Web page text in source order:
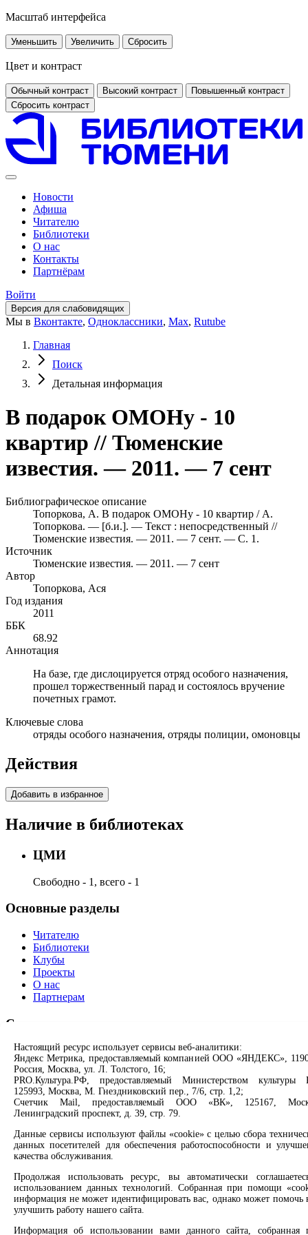
Масштаб интерфейса
Уменьшить Увеличить Сбросить
Цвет и контраст
Обычный контраст Высокий контраст
Повышенный контраст
Сбросить контраст
Новости
Афиша
Читателю
Библиотеки
О нас
Контакты
Партнёрам
Войти
Версия для слабовидящих
Мы в Вконтакте, Одноклассники, Max, Rutube
Главная
Поиск
Детальная информация
В подарок ОМОНу - 10
квартир // Тюменские
известия. — 2011. — 7 сент
Библиографическое описание
Топоркова, А. В подарок ОМОНу - 10 квартир / А.
Топоркова. — [б.и.]. — Текст : непосредственный //
Тюменские известия. — 2011. — 7 сент. — С. 1.
Источник
Тюменские известия. — 2011. — 7 сент
Автор
Топоркова, Ася
Год издания
2011
ББК
68.92
Аннотация
На базе, где дислоцируется отряд особого назначения,
прошел торжественный парад и состоялось вручение
почетных грамот.
Ключевые слова
отряды особого назначения, отряды полиции, омоновцы
Действия
Добавить в избранное
Наличие в библиотеках
ЦМИ
Свободно - 1, всего - 1
Основные разделы
Читателю
Библиотеки
Клубы
Проекты
О нас
Партнерам
Сервисы
Продлить книгу
Спроси библиотекаря
Спроси краеведа
Оцените качество услуг
Направить обращение директору
Соцсети
Вконтакте
Max
Rutube
Заметили опечатку? Выделите текст с ошибкой и нажмите
клавиши Ctrl+Enter или ссылку ниже
Настоящий ресурс использует сервисы веб-аналитики:
Яндекс Метрика, предоставляемый компанией ООО «ЯНДЕКС»,
Россия, Москва, ул. Л. Толстого, 16;
PRO.Культура.РФ, предоставляемый Министерством культуры
125993, Москва, М. Гнездниковский пер., 7/6, стр. 1,2;
Счетчик Mail, предоставляемый ООО «ВК», 125167,
Ленинградский проспект, д. 39, стр. 79.
Данные сервисы используют файлы «cookie» с целью сбора
данных посетителей для обеспечения работоспособности и
качества обслуживания.
Продолжая использовать ресурс, вы автоматически
использованием данных технологий. Собранная при помощи
информация не может идентифицировать вас, однако может помочь
улучшить работу нашего сайта.
Информация об использовании вами данного сайта, собранная